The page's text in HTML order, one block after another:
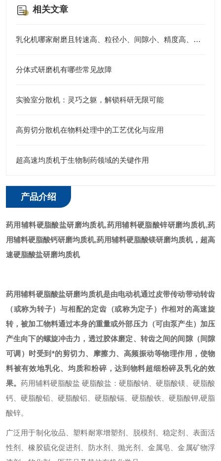
相关文章
乳化机哪家耐磨且转速高、粒径小、间隙小、精度高、线速度高、剪切力强：江苏思峻全流程解决方案测评
分体式研磨机有哪些常见故障
实验室分散机：灵巧之躯，解锁科研无限可能
高剪切分散机在物料处理中的工艺优化与应用
超高速均质机于生物制药领域的关键作用
产品介绍
药用辅料硬脂酸盐研磨均质机,药用辅料硬脂酸锌研磨均质机,药
用辅料硬脂酸钙研磨均质机,药用辅料硬脂酸镁研磨均质机，超高
速硬脂酸盐研磨均质机
药用辅料硬脂酸盐研磨均质机是由电动机通过皮带传动带动转齿
（或称为转子）与相配的定齿（或称为定子）作相对的高速旋
转，被加工物料通过本身的重量或外部压力（可由泵产生）加压
产生向下的螺旋冲击力，透过胶体磨定、转齿之间的间隙（间隙
可调）时受到*的剪切力、摩擦力、高频振动等物理作用，使物
料被有效地乳化、均质和粉碎，达到物料超细粉碎及乳化的效
果。 药用辅料硬脂酸盐 硬脂酸盐： 硬脂酸钠 硬脂酸镁
硬脂酸
钙
硬脂酸铅 硬脂酸铝 硬脂酸镉 硬脂酸铁 硬脂酸钾,硬脂
酸锌。
广泛用于制化妆品、 塑料耐寒增塑剂、 脱模剂 、稳定剂、 表面活
性剂
、橡胶硫化促进剂、 防水剂 、抛光剂、 金属皂 、金属矿物浮